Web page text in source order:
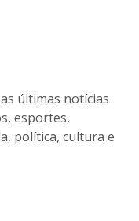
últimas notícias
esportes,
política, cultura e